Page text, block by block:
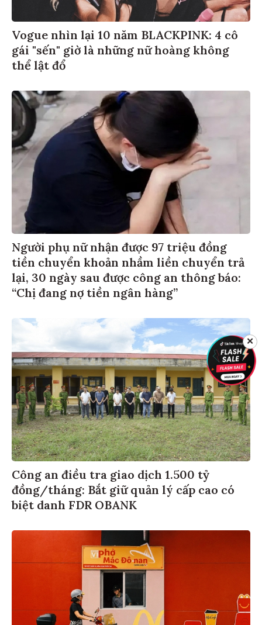
Vogue nhìn lại 10 năm BLACKPINK: 4 cô
gái "sến" giờ là những nữ hoàng không
thể lật đổ
Người phụ nữ nhận được 97 triệu đồng
tiền chuyển khoản nhầm liền chuyển trả
lại, 30 ngày sau được công an thông báo:
“Chị đang nợ tiền ngân hàng”
Công an điều tra giao dịch 1.500 tỷ
đồng/tháng: Bắt giữ quản lý cấp cao có
biệt danh FDR OBANK
✕